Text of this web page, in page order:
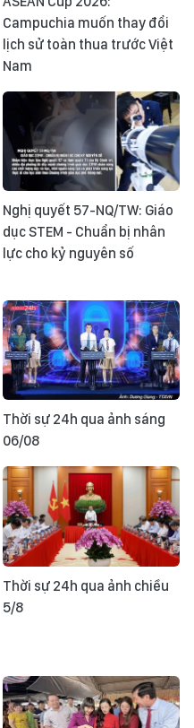
Campuchia muốn thay đổi
lịch sử toàn thua trước Việt
Nam
Nghị quyết 57-NQ/TW: Giáo
dục STEM - Chuẩn bị nhân
lực cho kỷ nguyên số
Thời sự 24h qua ảnh sáng
06/08
Thời sự 24h qua ảnh chiều
5/8